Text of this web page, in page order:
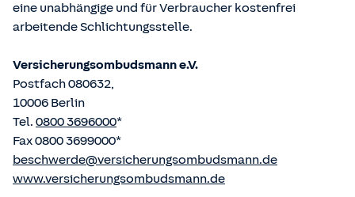
eine unabhängige und für Verbraucher kostenfrei
arbeitende Schlichtungsstelle.
Versicherungsombudsmann e.V.
Postfach 080632,
10006 Berlin
Tel. 0800 3696000*
Fax 0800 3699000*
beschwerde@versicherungsombudsmann.de
www.versicherungsombudsmann.de